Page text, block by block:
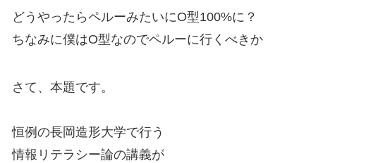
どうやったらペルーみたいにO型100%に？
ちなみに僕はO型なのでペルーに行くべきか
さて、本題です。
恒例の長岡造形大学で行う
情報リテラシー論の講義が